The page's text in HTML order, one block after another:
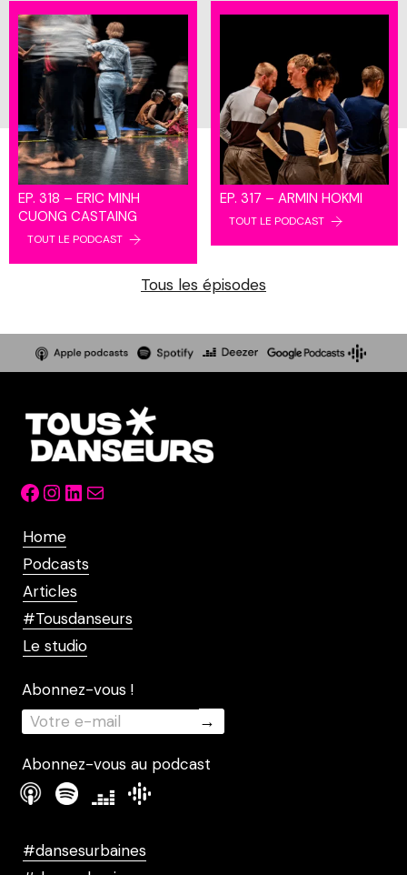
EP. 318 – ERIC MINH
CUONG CASTAING
TOUT LE PODCAST
EP. 317 – ARMIN HOKMI
TOUT LE PODCAST
Tous les épisodes
Facebook
Instagram
LinkedIn
Mail
Home
Podcasts
Articles
#Tousdanseurs
Le studio
Abonnez-vous !
Abonnez-vous au podcast
#dansesurbaines